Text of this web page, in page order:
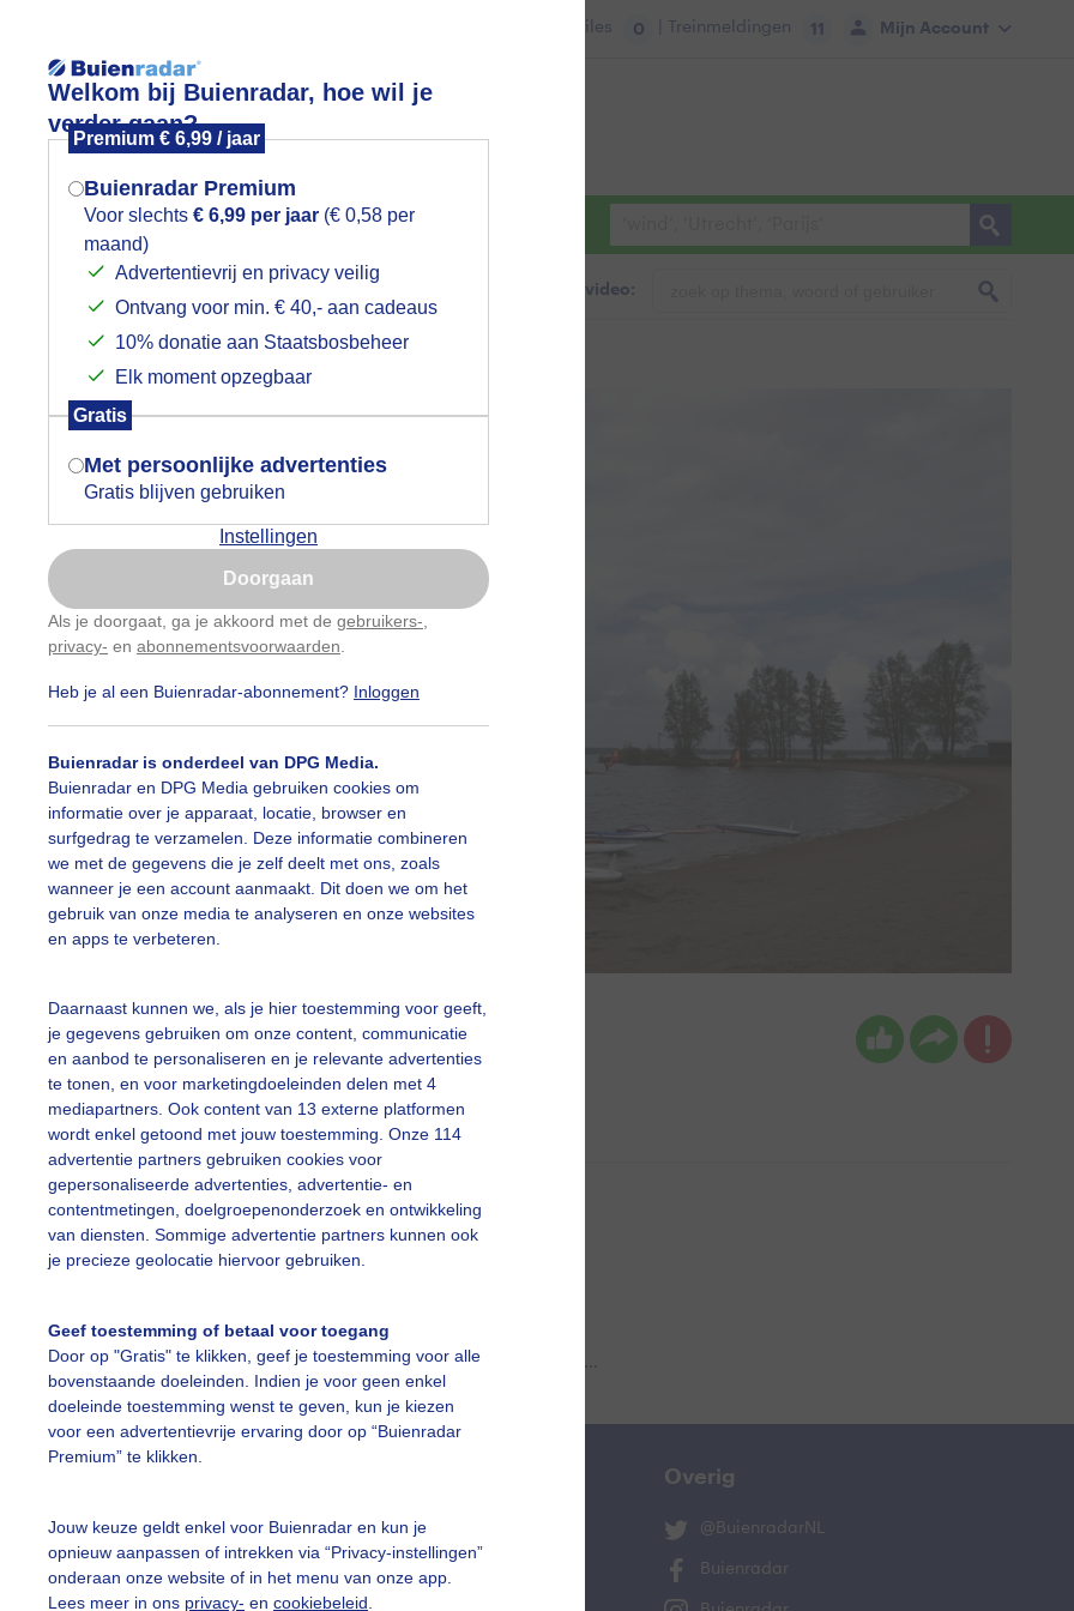
Welkom bij Buienradar, hoe wil je
verder gaan?
Premium € 6,99 / jaar
Buienradar Premium
Voor slechts € 6,99 per jaar (€ 0,58 per
maand)
Advertentievrij en privacy veilig
Ontvang voor min. € 40,- aan cadeaus
10% donatie aan Staatsbosbeheer
Elk moment opzegbaar
Gratis
Met persoonlijke advertenties
Gratis blijven gebruiken
Instellingen
Doorgaan
Als je doorgaat, ga je akkoord met de gebruikers-
privacy- en abonnementsvoorwaarden
Heb je al een Buienradar-abonnement? Inloggen
Buienradar is onderdeel van DPG Media.
Buienradar en DPG Media gebruiken cookies om
informatie over je apparaat, locatie, browser en
surfgedrag te verzamelen. Deze informatie combineren
we met de gegevens die je zelf deelt met ons, zoals
wanneer je een account aanmaakt. Dit doen we om het
gebruik van onze media te analyseren en onze websites
en apps te verbeteren.
Daarnaast kunnen we, als je hier toestemming voor geeft,
je gegevens gebruiken om onze content, communicatie
en aanbod te personaliseren en je relevante advertenties
te tonen, en voor marketingdoeleinden delen met 4
mediapartners. Ook content van 13 externe platformen
wordt enkel getoond met jouw toestemming. Onze 114
advertentie partners gebruiken cookies voor
gepersonaliseerde advertenties, advertentie- en
contentmetingen, doelgroepenonderzoek en ontwikkeling
van diensten. Sommige advertentie partners kunnen ook
je precieze geolocatie hiervoor gebruiken.
Geef toestemming of betaal voor toegang
Door op "Gratis" te klikken, geef je toestemming voor alle
bovenstaande doeleinden. Indien je voor geen enkel
doeleinde toestemming wenst te geven, kun je kiezen
voor een advertentievrije ervaring door op “Buienradar
Premium” te klikken.
Jouw keuze geldt enkel voor Buienradar en kun je
opnieuw aanpassen of intrekken via “Privacy-instellingen”
onderaan onze website of in het menu van onze app.
Lees meer in ons privacy- en cookiebeleid
Mijn Account
Files 0 | Treinmeldingen 11
Foto en video Weerzine
Zoeken in foto & video:
krijgen les
Regina Vastenhout Gemaakt: 20-05-2026, 118x bekeken
Windsurfers Wind
slideshow
Een moment geduld aub...
vragen
De Bilt
Overig
@BuienradarNL
Buienradar
Mogen we je locatie gebruiken voor
het weer?
Indien je hier nog geen akkoord op hebt
gegeven, verschijnt er zo een pop-up uit
je browser waarin deze toestemming
gevraagd wordt.
Is goed, toon de popup
Nu niet, misschien later
Gebruik je Safari en wil je niet elke dag deze pop-up
Klikhierom dit aan te passen